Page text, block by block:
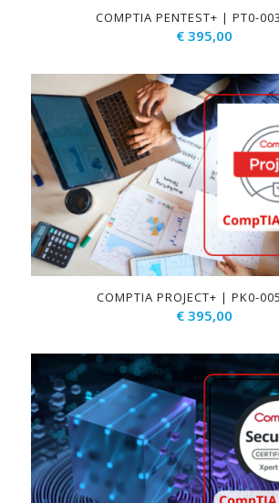
COMPTIA PENTEST+ | PT0-
€395,00
COMPTIA PROJECT+ | PK0-
€395,00